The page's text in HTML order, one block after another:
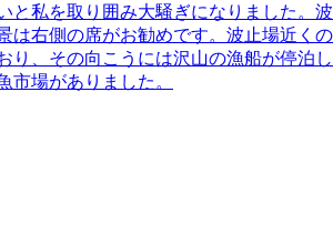
と私を取り囲み大騒ぎになりました。波
は右側の席がお勧めです。波止場近くの
り、その向こうには沢山の漁船が停泊し
市場がありました。